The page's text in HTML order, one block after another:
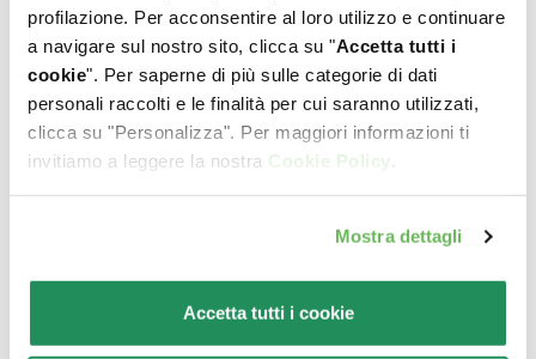
profilazione. Per acconsentire al loro utilizzo e continuare
a navigare sul nostro sito, clicca su "Accetta tutti i
cookie". Per saperne di più sulle categorie di dati
personali raccolti e le finalità per cui saranno utilizzati,
clicca su "Personalizza". Per maggiori informazioni ti
invitiamo a leggere la nostra Cookie Policy.
Mostra dettagli
Accetta tutti i cookie
GRAIN FREE FORMULA • Adult Medium/Large
Tacchino